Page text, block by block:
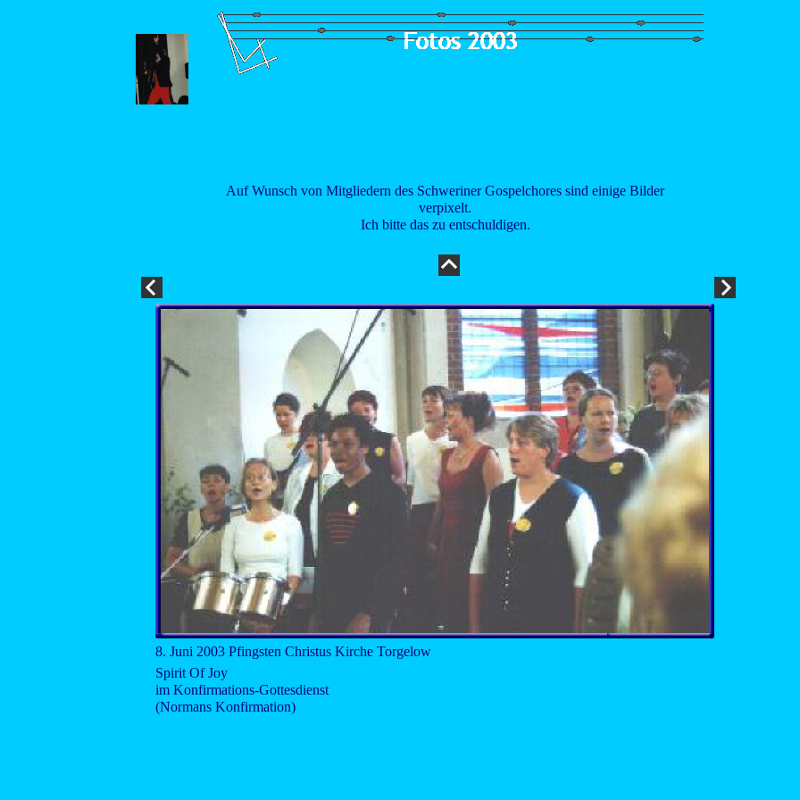
Auf Wunsch von Mitgliedern des Schweriner Gospelchores sind einige Bilder
verpixelt.
Ich bitte das zu entschuldigen.
8. Juni 2003 Pfingsten Christus Kirche Torgelow
Spirit Of Joy
im Konfirmations-Gottesdienst
(Normans Konfirmation)